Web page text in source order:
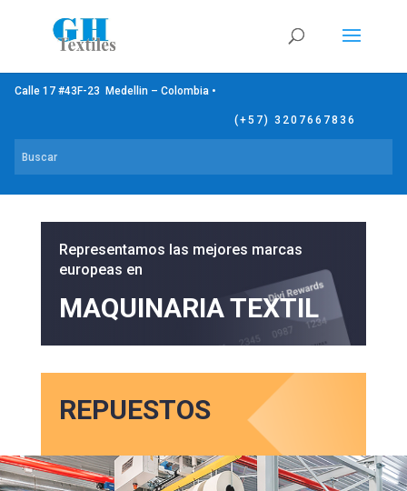
Calle 17 #43F-23 Medellin – Colombia •
(+57) 3207667836
Representamos las mejores marcas
europeas en
MAQUINARIA TEXTIL
REPUESTOS